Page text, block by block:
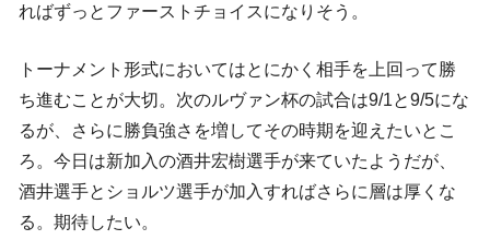
ればずっとファーストチョイスになりそう。
トーナメント形式においてはとにかく相手を上回って勝
ち進むことが大切。次のルヴァン杯の試合は9/1と9/5にな
るが、さらに勝負強さを増してその時期を迎えたいとこ
ろ。今日は新加入の酒井宏樹選手が来ていたようだが、
酒井選手とショルツ選手が加入すればさらに層は厚くな
る。期待したい。